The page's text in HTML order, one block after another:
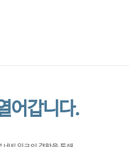
어갑니다.